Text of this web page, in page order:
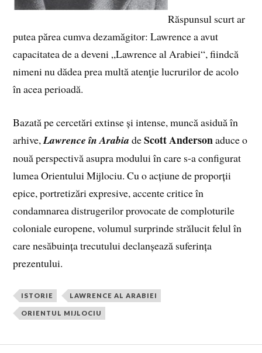
Răspunsul scurt ar
putea părea cumva dezamăgitor: Lawrence a avut
capacitatea de a deveni „Lawrence al Arabiei“, fiindcă
nimeni nu dădea prea multă atenţie lucrurilor de acolo
în acea perioadă.
Bazată pe cercetări extinse și intense, muncă asiduă în
arhive,Lawrence în ArabiadeScott Andersonaduce o
nouă perspectivă asupra modului în care s-a configurat
lumea Orientului Mijlociu. Cu o acțiune de proporții
epice, portretizări expresive, accente critice în
condamnarea distrugerilor provocate de comploturile
coloniale europene, volumul surprinde strălucit felul în
care nesăbuința trecutului declanșează suferința
prezentului.
ISTORIE LAWRENCE AL ARABIEI
ORIENTUL MIJLOCIU